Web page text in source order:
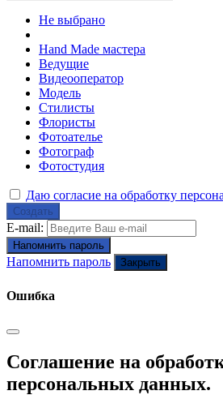
Не выбрано
Hand Made мастера
Ведущие
Видеооператор
Модель
Стилисты
Флористы
Фотоателье
Фотограф
Фотостудия
Даю согласие на обработку
Создать
E-mail:
Напомнить пароль
Напомнить пароль Закрыть
Ошибка
Соглашение на
персональных данных.